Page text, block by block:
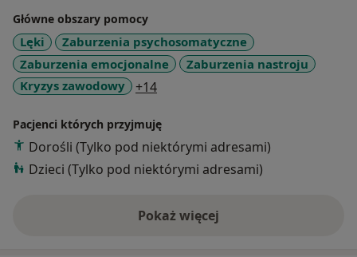
Główne obszary pomocy
Lęki
Zaburzenia psychosomatyczne
Zaburzenia emocjonalne
Zaburzenia nastroju
Kryzys zawodowy
+14a11y_sr_more_diseases
Pacjenci których przyjmuję
Dorośli (Tylko pod niektórymi adresami)
Dzieci (Tylko pod niektórymi adresami)
Pokaż więcejo doświadczeniu